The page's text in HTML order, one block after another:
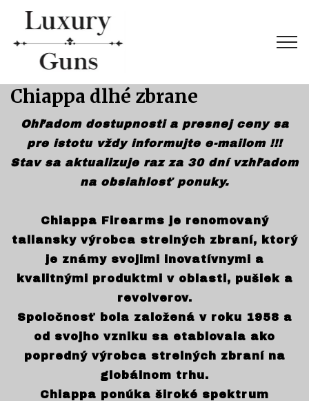
Chiappa dlhé zbrane
Ohľadom dostupnosti a presnej ceny sa
pre istotu vždy informujte e-mailom !!!
Stav sa aktualizuje raz za 30 dní vzhľadom
na obsiahlosť ponuky.
Chiappa Firearms je renomovaný
taliansky výrobca strelných zbraní, ktorý
je známy svojimi inovatívnymi a
kvalitnými produktmi v oblasti, pušiek a
revolverov.
Spoločnosť bola založená v roku 1958 a
od svojho vzniku sa etablovala ako
popredný výrobca strelných zbraní na
globálnom trhu.
Chiappa ponúka široké spektrum